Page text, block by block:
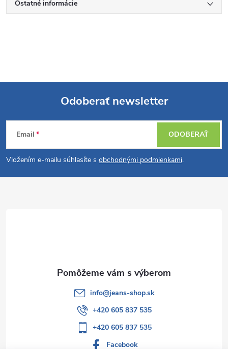
Ostatné informácie
Z
á
p
Odoberať newsletter
Email
Vložením e-mailu súhlasíte s obchodnými podmienkami.
ODOBERAŤ
info@jeans-shop.sk
+420 605 837 535
+420 605 837 535
Facebook